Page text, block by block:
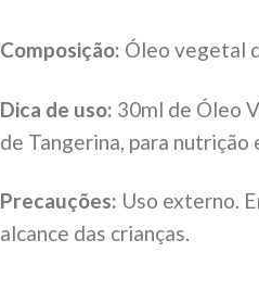
Composição: Óleo vegetal
Dica de uso: 30ml de Óleo
de Tangerina, para nutrição
Precauções: Uso externo.
alcance das crianças.